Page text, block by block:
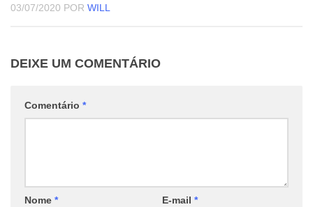
03/07/2020 POR WILL
DEIXE UM COMENTÁRIO
Comentário *
Nome * E-mail *